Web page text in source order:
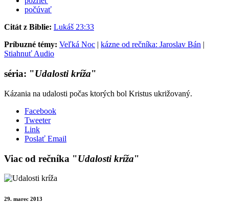
počúvať
Citát z Biblie: Lukáš 23:33
Príbuzné témy: Veľká Noc | kázne od rečníka: Jaroslav Bán |
Stiahnuť Audio
séria: "Udalosti kríža"
Kázania na udalosti počas ktorých bol Kristus ukrižovaný.
Facebook
Tweeter
Link
Poslať Email
Viac od rečníka "Udalosti kríža"
29. marec 2013